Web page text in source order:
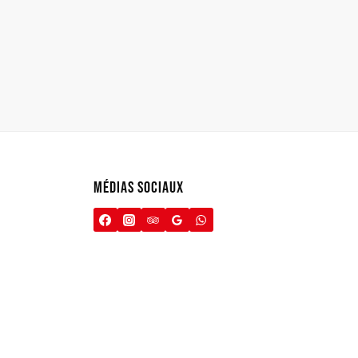
MÉDIAS SOCIAUX